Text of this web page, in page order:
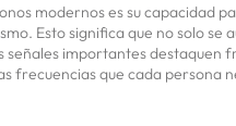
modernos es su capacidad
Esto significa que no solo se
señales importantes destaquen
frecuencias que cada persona